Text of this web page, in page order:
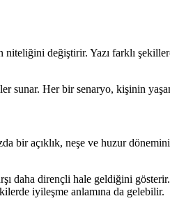
değiştirir. Yazı farklı
sunar. Her bir senaryo, kişinin
bir açıklık, neşe ve huzur
daha dirençli hale geldiğini
iyileşme anlamına da gelebilir.